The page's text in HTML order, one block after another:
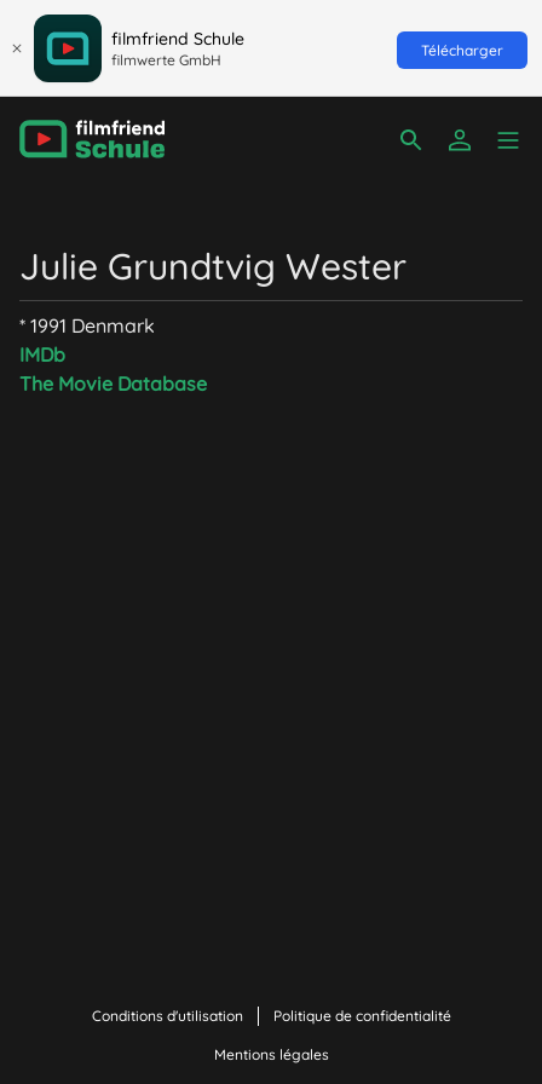
filmfriend Schule
filmwerte GmbH
Télécharger
Julie Grundtvig Wester
* 1991 Denmark
IMDb
The Movie Database
Conditions d'utilisation Politique de confidentialité
Mentions légales